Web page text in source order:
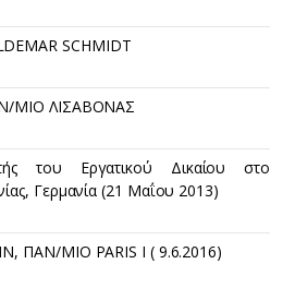
SCHMIDT
ΜΙΟ ΛΙΣΑΒΟΝΑΣ
του Εργατικού Δικαίου στο
Γερμανία (21 Μαΐου 2013)
ΠΑΝ/ΜΙΟ PARIS I ( 9.6.2016)